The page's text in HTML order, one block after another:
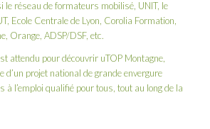
le réseau de formateurs mobilisé, UNIT, le
Ecole Centrale de Lyon, Corolia Formation,
Orange, ADSP/DSF, etc.
attendu pour découvrir uTOP Montagne,
d’un projet national de grande envergure
à l’emploi qualifié pour tous, tout au long de la